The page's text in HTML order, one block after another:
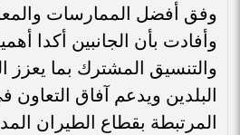
وفق أفضل الممارسات
وأفادت بأن الجانبين أكدا
والتنسيق المشترك بما يعزز
البلدين ويدعم آفاق التعاون
المرتبطة بقطاع الطيران